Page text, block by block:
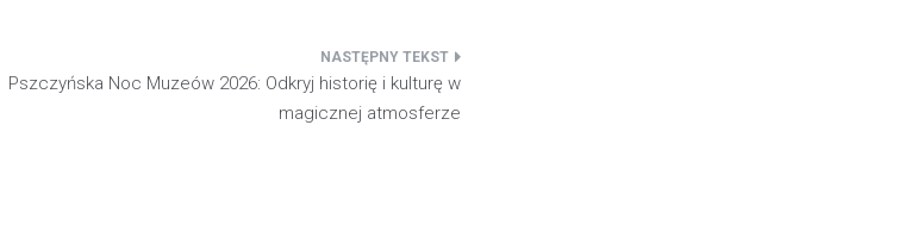
Pszczyńska Noc Muzeów 2026: Odkryj historię i kulturę w
magicznej atmosferze